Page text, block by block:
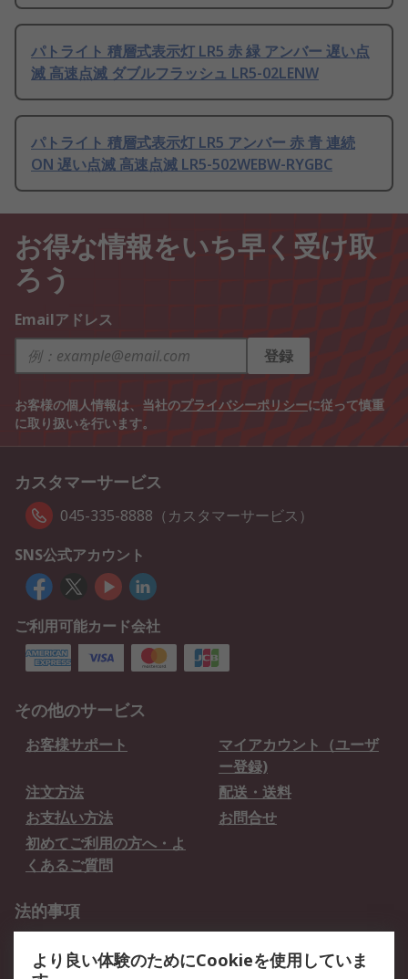
パトライト 積層式表示灯 LR5 赤 緑 アンバー 遅い点
滅 高速点滅 ダブルフラッシュ LR5-02LENW
パトライト 積層式表示灯 LR5 アンバー 赤 青 連続
ON 遅い点滅 高速点滅 LR5-502WEBW-RYGBC
お得な情報をいち早く受け取
ろう
Emailアドレス
登録
お客様の個人情報は、当社のプライバシーポリシーに従って慎重
に取り扱いを行います。
カスタマーサービス
045-335-8888（カスタマーサービス）
SNS公式アカウント
ご利用可能カード会社
その他のサービス
お客様サポート
マイアカウント（ユーザ
ー登録)
注文方法
配送・送料
お支払い方法
お問合せ
初めてご利用の方へ・よ
くあるご質問
法的事項
クッキーポリシー
より良い体験のためにCookieを使用していま